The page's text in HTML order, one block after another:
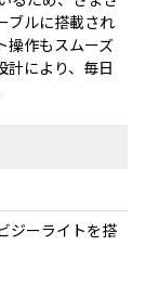
ブルに搭載され
操作もスムーズ
計により、毎日
ジーライトを搭